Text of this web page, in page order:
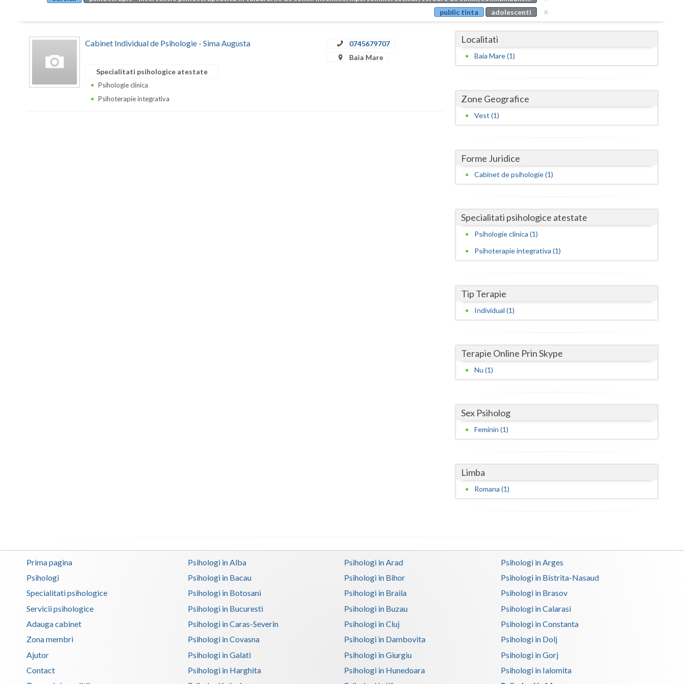
Buzau
Cluj
Covasna
Dambovita
Dolj
Galati
Gorj
Harghita
Hunedoara
Mehedinti
Tulcea
Valcea
Vrancea
public tinta
adolescenti
Cabinet Individual de Psihologie - Sima Augusta
0745679707
Baia Mare
Specialitati psihologice atestate
Psihologie clinica
Psihoterapie integrativa
Localitati
Baia Mare (1)
Zone Geografice
Vest (1)
Forme Juridice
Cabinet de psihologie (1)
Specialitati psihologice atestate
Psihologie clinica (1)
Psihoterapie integrativa (1)
Tip Terapie
Individual (1)
Terapie Online Prin Skype
Nu (1)
Sex Psiholog
Feminin (1)
Limba
Romana (1)
Prima pagina
Psihologi
Specialitati psihologice
Servicii psihologice
Adauga cabinet
Zona membri
Ajutor
Contact
Psihologi in Alba Psihologi in Arad
Psihologi in Arges
Psihologi in Bacau
Psihologi in Bihor
Psihologi in Bistrita-Nasaud
Psihologi in Botosani
Psihologi in Braila
Psihologi in Brasov
Psihologi in Bucuresti
Psihologi in Buzau
Psihologi in Calarasi
Psihologi in Caras-Severin
Psihologi in Cluj
Psihologi in Constanta
Psihologi in Covasna
Psihologi in Dambovita
Psihologi in Dolj
Psihologi in Galati
Psihologi in Giurgiu
Psihologi in Gorj
Psihologi in Harghita
Psihologi in Hunedoara
Psihologi in Ialomita